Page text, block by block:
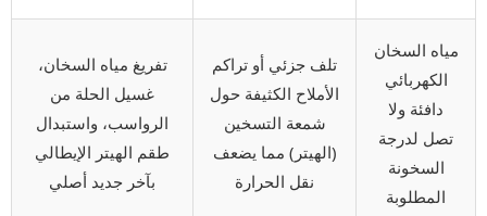
مياه السخان
الكهربائي
دافئة ولا
تصل لدرجة
السخونة
المطلوبة
تلف جزئي أو تراكم
الأملاح الكثيفة حول
شمعة التسخين
(الهيتر) مما يضعف
نقل الحرارة
تفريغ مياه السخان،
غسيل الحلة من
الرواسب، واستبدال
طقم الهيتر الإيطالي
بآخر جديد أصلي